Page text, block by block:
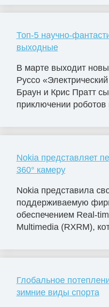
Топ-5 научно-
выходные
В марте выходит
Руссо
Браун и Крис Пратт
приключении роботов
Nokia представляет
360° камеру
Nokia представила
поддерживаемую
обеспечением Real-
Multimedia (RXRM),
Глобальное
зимние виды спорта